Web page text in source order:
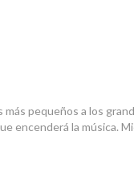
pequeños a los
encenderá la música.